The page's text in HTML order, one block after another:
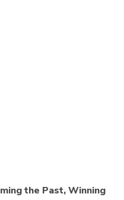
the Past, Winning